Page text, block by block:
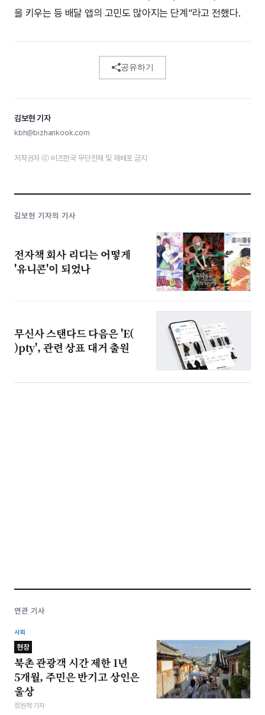
을 키우는 등 배달 앱의 고민도 많아지는 단계”라고 전했다.
공유하기
김보현 기자
kbh@bizhankook.com
저작권자 ⓒ 비즈한국 무단전재 및 재배포 금지
김보현 기자의 기사
전자책 회사 리디는 어떻게
'유니콘'이 되었나
무신사 스탠다드 다음은 'E(
)pty', 관련 상표 대거 출원
연관 기사
사회
현장
북촌 관광객 시간 제한 1년
5개월, 주민은 반기고 상인은
울상
정원혁 기자